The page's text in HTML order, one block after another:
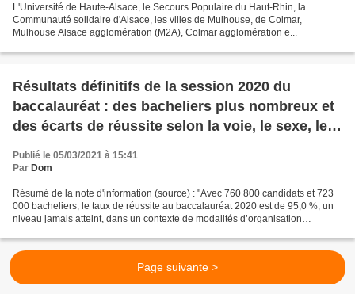
L'Université de Haute-Alsace, le Secours Populaire du Haut-Rhin, la
Communauté solidaire d'Alsace, les villes de Mulhouse, de Colmar,
Mulhouse Alsace agglomération (M2A), Colmar agglomération e...
Résultats définitifs de la session 2020 du
baccalauréat : des bacheliers plus nombreux et
des écarts de réussite selon la voie, le sexe, le
de la DEPP publiée en février 2021)
Publié le 05/03/2021 à 15:41
Par Dom
Résumé de la note d'information (source) : "Avec 760 800 candidats et 723
000 bacheliers, le taux de réussite au baccalauréat 2020 est de 95,0 %, un
niveau jamais atteint, dans un contexte de modalités d’organisation
Page suivante >